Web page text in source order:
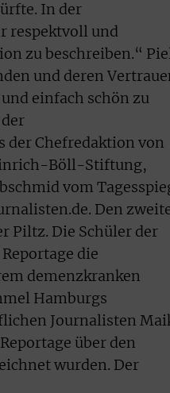
In der
respektvoll und
zu beschreiben.“
und deren
einfach schön zu
der Chefredaktion von
Böll-Stiftung,
vom
Den
Piltz. Die Schüler der
die
demenzkranken
Hamburgs
Journalisten
über den
wurden. Der